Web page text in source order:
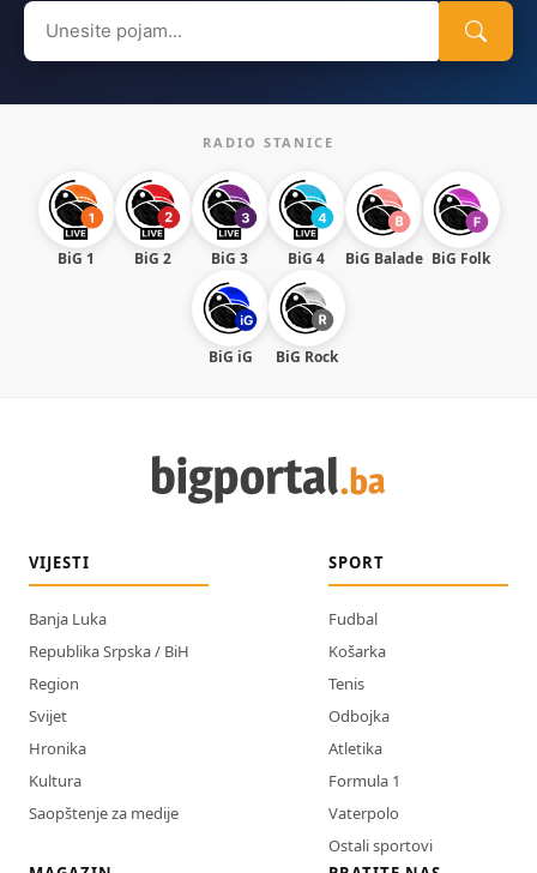
Search
for:
RADIO STANICE
BiG 1 BiG 2 BiG 3 BiG 4 BiG Balade BiG Folk
BiG iG BiG Rock
VIJESTI
Banja Luka
Republika Srpska / BiH
Region
Svijet
Hronika
Kultura
Saopštenje za medije
SPORT
Fudbal
Košarka
Tenis
Odbojka
Atletika
Formula 1
Vaterpolo
Ostali sportovi